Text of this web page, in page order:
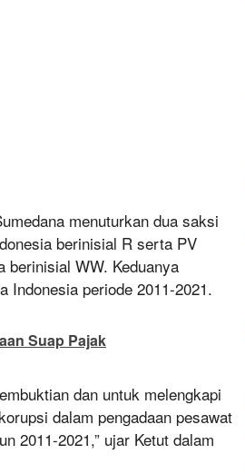
menuturkan dua saksi
berinisial R serta PV
berinisial WW. Keduanya
Indonesia periode 2011-2021.
Suap Pajak
dan untuk melengkapi
dalam pengadaan pesawat
2011-2021,” ujar Ketut dalam